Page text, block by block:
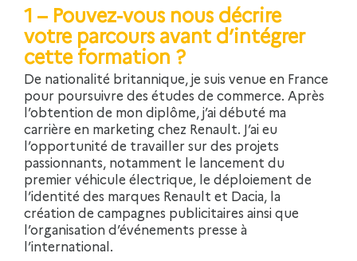
1 – Pouvez-vous nous décrire
votre parcours avant d’intégrer
cette formation ?
De nationalité britannique, je suis venue en France
pour poursuivre des études de commerce. Après
l’obtention de mon diplôme, j’ai débuté ma
carrière en marketing chez Renault. J’ai eu
l’opportunité de travailler sur des projets
passionnants, notamment le lancement du
premier véhicule électrique, le déploiement de
l’identité des marques Renault et Dacia, la
création de campagnes publicitaires ainsi que
l’organisation d’événements presse à
l’international.